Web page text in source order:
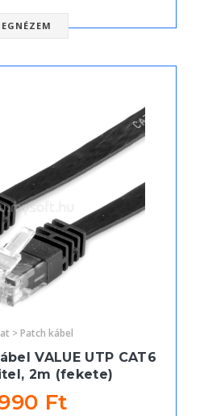
> Patch kábel
VALUE UTP CAT6
2m (fekete)
Ft